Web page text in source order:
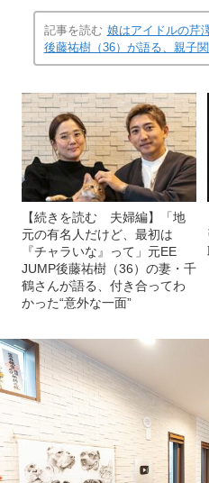
記事を読む 娘はアイドルの芹
後藤祐樹（36）が語る、親子
【続きを読む 夫婦編】「地
元の有名人だけど、最初は
『チャラいな』って」元EE
JUMP後藤祐樹（36）の妻・千
鶴さんが語る、付き合ってわ
かった“意外な一面”